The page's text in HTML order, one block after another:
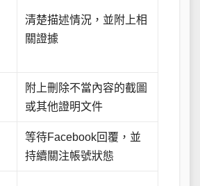
清楚描述情況，並附上相
關證據
附上刪除不當內容的截圖
或其他證明文件
等待Facebook回覆，並
持續關注帳號狀態